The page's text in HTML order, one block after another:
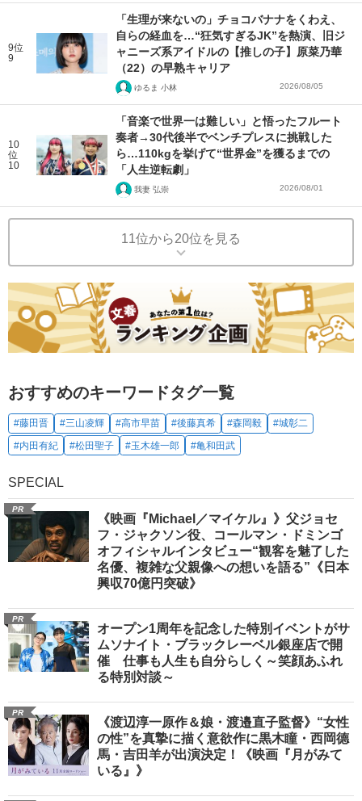
9位
9
「生理が来ないの」チョコバナナをくわえ、
自らの経血を…“狂気すぎるJK”を熱演、旧ジ
ャニーズ系アイドルの【推しの子】原菜乃華
（22）の早熟キャリア
ゆるま 小林 2026/08/05
10
位
10
「音楽で世界一は難しい」と悟ったフルート
奏者→30代後半でベンチプレスに挑戦した
ら…110kgを挙げて“世界金”を獲るまでの
「人生逆転劇」
我妻 弘崇 2026/08/01
11位から20位を見る
おすすめのキーワードタグ一覧
#藤田晋 #三山凌輝 #高市早苗 #後藤真希 #森岡毅
#城彰二
#内田有紀
#松田聖子 #玉木雄一郎 #亀和田武
SPECIAL
PR
《映画『Michael／マイケル』》父ジョセ
フ・ジャクソン役、コールマン・ドミンゴ
オフィシャルインタビュー“観客を魅了した
名優、複雑な父親像への想いを語る”《日本
興収70億円突破》
PR
オープン1周年を記念した特別イベントがサ
ムソナイト・ブラックレーベル銀座店で開
催 仕事も人生も自分らしく～笑顔あふれ
る特別対談～
PR
《渡辺淳一原作＆娘・渡邉直子監督》“女性
の性”を真摯に描く意欲作に黒木瞳・西岡德
馬・吉田羊が出演決定！《映画『月がみて
いる』》